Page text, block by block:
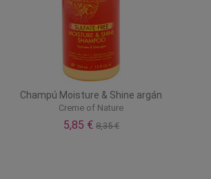
Champú Moisture & Shine argán
Creme of Nature
5,85 € 8,35 €